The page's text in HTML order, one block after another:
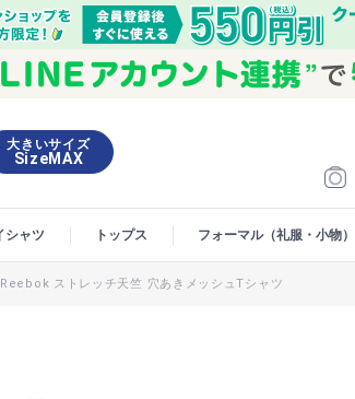
大きいサイズ
SizeMAX
シャツ トップス フォーマル（礼服・小物）
ストレッチ天竺 穴あきメッシュTシャツ